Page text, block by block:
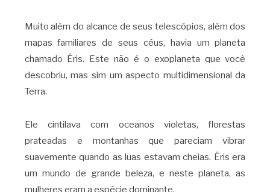
Muito além do alcance de seus telescópios, além dos
mapas familiares de seus céus, havia um planeta
chamado Éris. Este não é o exoplaneta que você
descobriu, mas sim um aspecto multidimensional da
Terra.
Ele cintilava com oceanos violetas, florestas
prateadas e montanhas que pareciam vibrar
suavemente quando as luas estavam cheias. Éris era
um mundo de grande beleza, e neste planeta, as
mulheres eram a espécie dominante.